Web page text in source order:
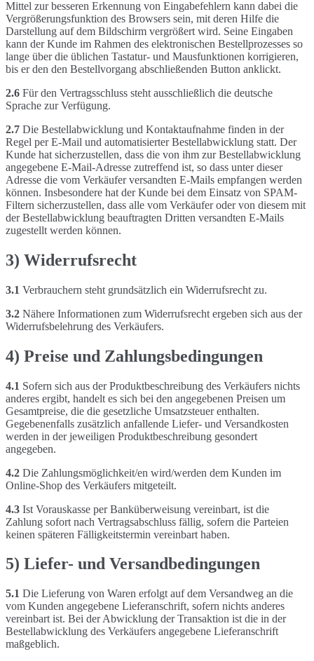
Mittel zur besseren Erkennung von Eingabefehlern kann dabei die
Vergrößerungsfunktion des Browsers sein, mit deren Hilfe die
Darstellung auf dem Bildschirm vergrößert wird. Seine Eingaben
kann der Kunde im Rahmen des elektronischen Bestellprozesses so
lange über die üblichen Tastatur- und Mausfunktionen korrigieren,
bis er den den Bestellvorgang abschließenden Button anklickt.
2.6 Für den Vertragsschluss steht ausschließlich die deutsche
Sprache zur Verfügung.
2.7 Die Bestellabwicklung und Kontaktaufnahme finden in der
Regel per E-Mail und automatisierter Bestellabwicklung statt. Der
Kunde hat sicherzustellen, dass die von ihm zur Bestellabwicklung
angegebene E-Mail-Adresse zutreffend ist, so dass unter dieser
Adresse die vom Verkäufer versandten E-Mails empfangen werden
können. Insbesondere hat der Kunde bei dem Einsatz von SPAM-
Filtern sicherzustellen, dass alle vom Verkäufer oder von diesem mit
der Bestellabwicklung beauftragten Dritten versandten E-Mails
zugestellt werden können.
3) Widerrufsrecht
3.1 Verbrauchern steht grundsätzlich ein Widerrufsrecht zu.
3.2 Nähere Informationen zum Widerrufsrecht ergeben sich aus der
Widerrufsbelehrung des Verkäufers.
4) Preise und Zahlungsbedingungen
4.1 Sofern sich aus der Produktbeschreibung des Verkäufers nichts
anderes ergibt, handelt es sich bei den angegebenen Preisen um
Gesamtpreise, die die gesetzliche Umsatzsteuer enthalten.
Gegebenenfalls zusätzlich anfallende Liefer- und Versandkosten
werden in der jeweiligen Produktbeschreibung gesondert
angegeben.
4.2 Die Zahlungsmöglichkeit/en wird/werden dem Kunden im
Online-Shop des Verkäufers mitgeteilt.
4.3 Ist Vorauskasse per Banküberweisung vereinbart, ist die
Zahlung sofort nach Vertragsabschluss fällig, sofern die Parteien
keinen späteren Fälligkeitstermin vereinbart haben.
5) Liefer- und Versandbedingungen
5.1 Die Lieferung von Waren erfolgt auf dem Versandweg an die
vom Kunden angegebene Lieferanschrift, sofern nichts anderes
vereinbart ist. Bei der Abwicklung der Transaktion ist die in der
Bestellabwicklung des Verkäufers angegebene Lieferanschrift
maßgeblich.